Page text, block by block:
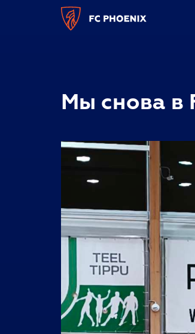
Мы снова в